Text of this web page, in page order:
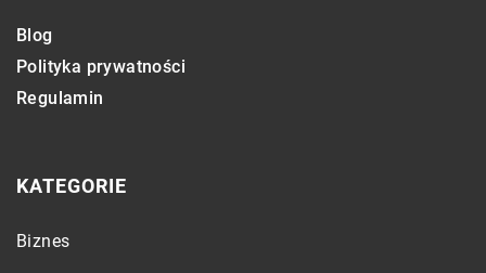
Blog
Polityka prywatności
Regulamin
KATEGORIE
Biznes